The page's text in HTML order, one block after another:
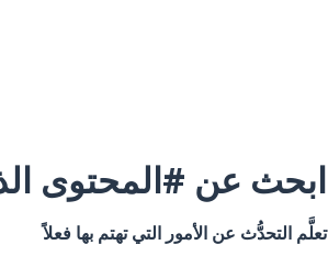
ابحث عن #المحتوى
تعلَّم التحدُّث عن الأمور التي تهتم بها فعلاً